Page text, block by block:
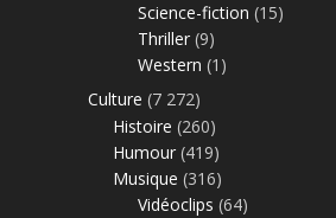
Science-fiction (15)
Thriller (9)
Western (1)
Culture (7 272)
Histoire (260)
Humour (419)
Musique (316)
Vidéoclips (64)